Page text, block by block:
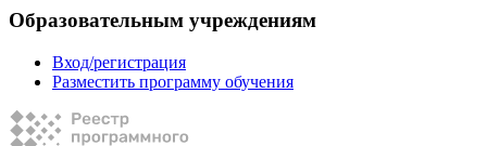
Образовательным учреждениям
Вход/регистрация
Разместить программу обучения